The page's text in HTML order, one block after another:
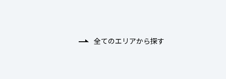
全てのエリアから探す